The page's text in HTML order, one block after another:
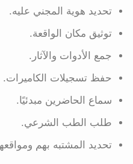
تحديد هوية المجني عليه.
توثيق مكان الواقعة.
جمع الأدوات والآثار.
حفظ تسجيلات الكاميرات.
سماع الحاضرين مبدئيًا.
طلب الطب الشرعي.
تحديد المشتبه بهم